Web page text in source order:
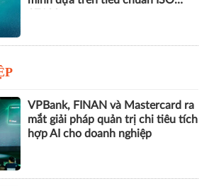
VPBank, FINAN và Mastercard ra
mắt giải pháp quản trị chi tiêu tích
hợp AI cho doanh nghiệp